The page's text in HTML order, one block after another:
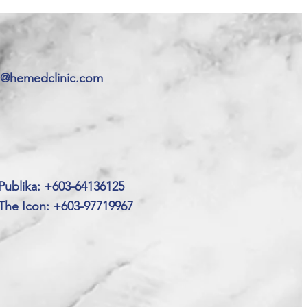
+603-64136125
Icon: +603-97719967